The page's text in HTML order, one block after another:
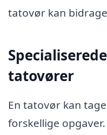
tatovør kan
tatovører
En tatovør kan
forskellige